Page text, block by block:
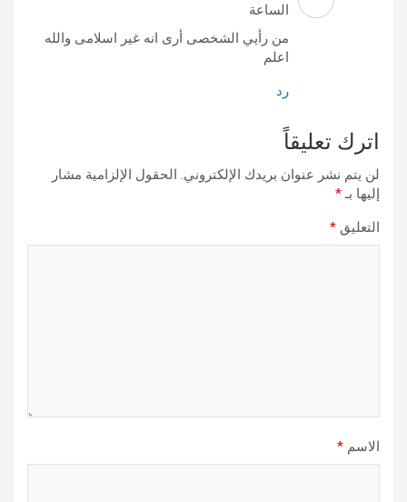
الساعة
من رأيي الشخصى أرى انه غير اسلامى والله
اعلم
رد
اترك تعليقاً
لن يتم نشر عنوان بريدك الإلكتروني. الحقول الإلزامية مشار
إليها بـ*
التعليق *
الاسم *